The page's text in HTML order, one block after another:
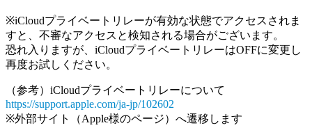
※iCloudプライベートリレーが有効な状態でアクセスされま
すと、不審なアクセスと検知される場合がございます。
恐れ入りますが、iCloudプライベートリレーはOFFに変更し
再度お試しください。
（参考）iCloudプライベートリレーについて
https://support.apple.com/ja-jp/102602
※外部サイト（Apple様のページ）へ遷移します